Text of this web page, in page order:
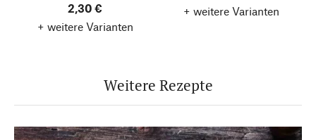
2,30 €
+ weitere Varianten
+ weitere Varianten
Weitere Rezepte